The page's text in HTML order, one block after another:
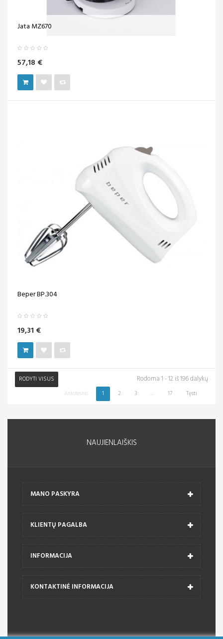
Jata MZ670
57,18 €
Beper BP.304
19,31 €
RODYTI VISUS Rodoma 1 - 12 iš 196 dalykų
Ankstesnis 1 2 3 ... 17 Tęsti
NAUJIENLAIŠKIS
MANO PASKYRA
KLIENTŲ PAGALBA
INFORMACIJA
KONTAKTINĖ INFORMACIJA